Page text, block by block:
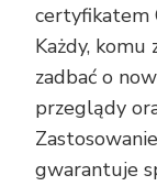
certyfikatem
Każdy, komu
zadbać o
przeglądy
gwarantuje